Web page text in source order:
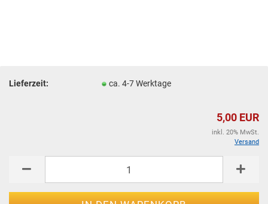
Lieferzeit: ca. 4-7 Werktage
5,00 EUR
inkl. 20% MwSt.
Versand